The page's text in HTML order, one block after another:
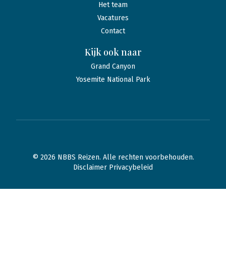
Het team
Vacatures
Contact
Kijk ook naar
Grand Canyon
Yosemite National Park
© 2026 NBBS Reizen. Alle rechten voorbehouden.
Disclaimer Privacybeleid